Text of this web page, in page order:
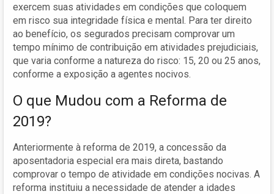
exercem suas atividades em condições que coloquem
em risco sua integridade física e mental. Para ter direito
ao benefício, os segurados precisam comprovar um
tempo mínimo de contribuição em atividades prejudiciais,
que varia conforme a natureza do risco: 15, 20 ou 25 anos,
conforme a exposição a agentes nocivos.
O que Mudou com a Reforma de
2019?
Anteriormente à reforma de 2019, a concessão da
aposentadoria especial era mais direta, bastando
comprovar o tempo de atividade em condições nocivas. A
reforma instituiu a necessidade de atender a idades